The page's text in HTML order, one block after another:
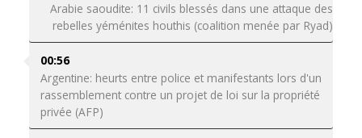
Arabie saoudite: 11 civils blessés dans une attaque des
rebelles yéménites houthis (coalition menée par Ryad)
00:56
Argentine: heurts entre police et manifestants lors d'un
rassemblement contre un projet de loi sur la propriété
privée (AFP)